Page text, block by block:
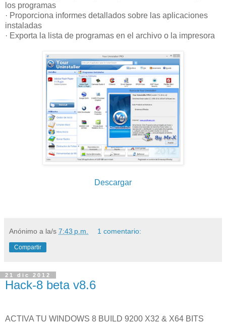
los programas
· Proporciona informes detallados sobre las aplicaciones
instaladas
· Exporta la lista de programas en el archivo o la impresora
Descargar
Anónimo a la/s 7:43 p.m. 1 comentario:
Compartir
21 dic 2012
Hack-8 beta v8.6
ACTIVA TU WINDOWS 8 BUILD 9200 X32 & X64 BITS